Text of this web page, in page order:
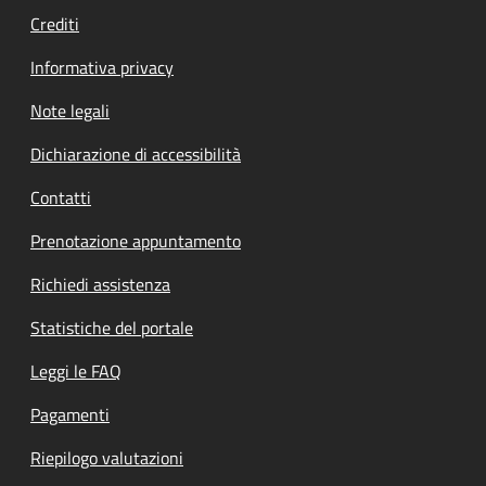
Crediti
Informativa privacy
Note legali
Dichiarazione di accessibilità
Contatti
Prenotazione appuntamento
Richiedi assistenza
Statistiche del portale
Leggi le FAQ
Pagamenti
Riepilogo valutazioni